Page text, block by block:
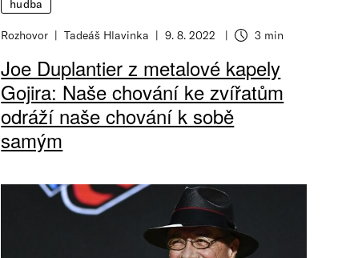
hudba
Rozhovor Tadeáš Hlavinka 9. 8. 2022 3 min
Joe Duplantier z metalové kapely
Gojira: Naše chování ke zvířatům
odráží naše chování k sobě
samým